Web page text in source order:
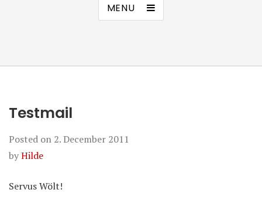
MENU
Testmail
Posted on 2. December 2011
byHilde
Servus Wölt!